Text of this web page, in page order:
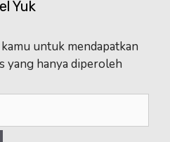
Yuk
untuk mendapatkan
yang hanya diperoleh